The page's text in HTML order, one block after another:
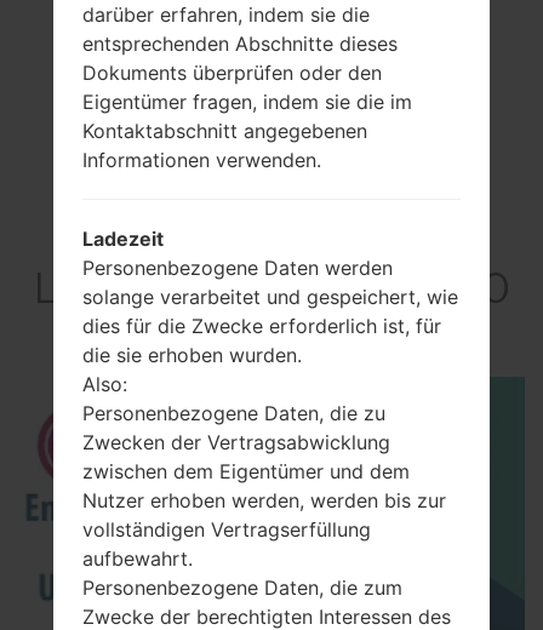
LGKS360GO(LGKS360
GO)
darüber erfahren, indem sie die
entsprechenden Abschnitte dieses
Dokuments überprüfen oder den
Eigentümer fragen, indem sie die im
Kontaktabschnitt angegebenen
Informationen verwenden.
Ladezeit
Personenbezogene Daten werden
solange verarbeitet und gespeichert, wie
dies für die Zwecke erforderlich ist, für
die sie erhoben wurden.
Also:
Personenbezogene Daten, die zu
Zwecken der Vertragsabwicklung
zwischen dem Eigentümer und dem
Nutzer erhoben werden, werden bis zur
vollständigen Vertragserfüllung
aufbewahrt.
Personenbezogene Daten, die zum
Zwecke der berechtigten Interessen des